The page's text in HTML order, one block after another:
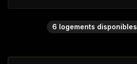
6 logements disponibles